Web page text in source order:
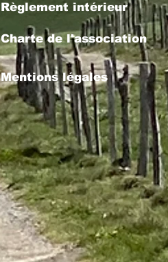
Règlement intérieur
Charte de l'association
Mentions légales